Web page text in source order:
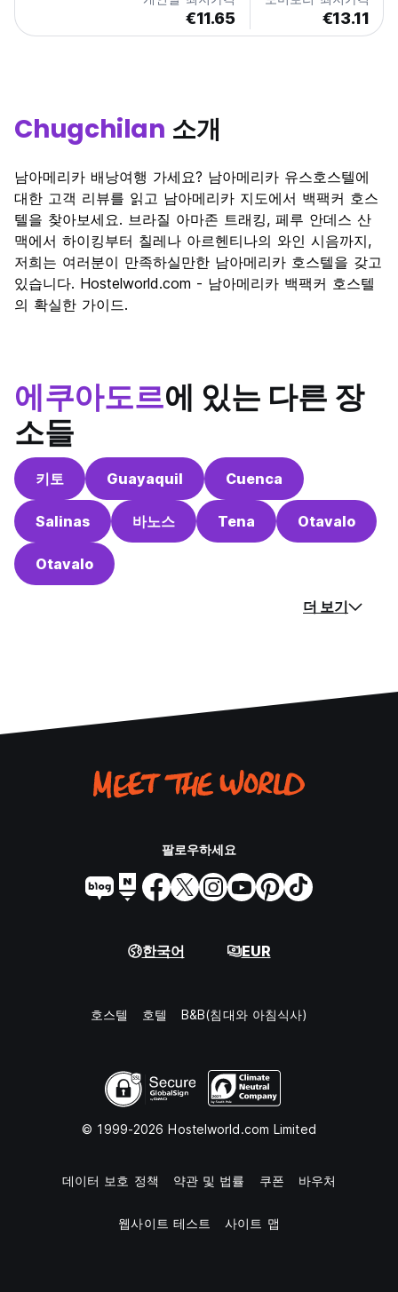
€11.65 €13.11
Chugchilan 소개
남아메리카 배낭여행 가세요? 남아메리카 유스호스텔에
대한 고객 리뷰를 읽고 남아메리카 지도에서 백팩커 호스
텔을 찾아보세요. 브라질 아마존 트래킹, 페루 안데스 산
맥에서 하이킹부터 칠레나 아르헨티나의 와인 시음까지,
저희는 여러분이 만족하실만한 남아메리카 호스텔을 갖고
있습니다. Hostelworld.com - 남아메리카 백팩커 호스텔
의 확실한 가이드.
에쿠아도르에 있는 다른 장
소들
키토 Guayaquil Cuenca
Salinas 바노스 Tena Otavalo
Otavalo
더 보기
팔로우하세요
한국어 EUR
호스텔 호텔 B&B(침대와 아침식사)
© 1999-2026 Hostelworld.com Limited
데이터 보호 정책 약관 및 법률 쿠폰 바우처
웹사이트 테스트 사이트 맵